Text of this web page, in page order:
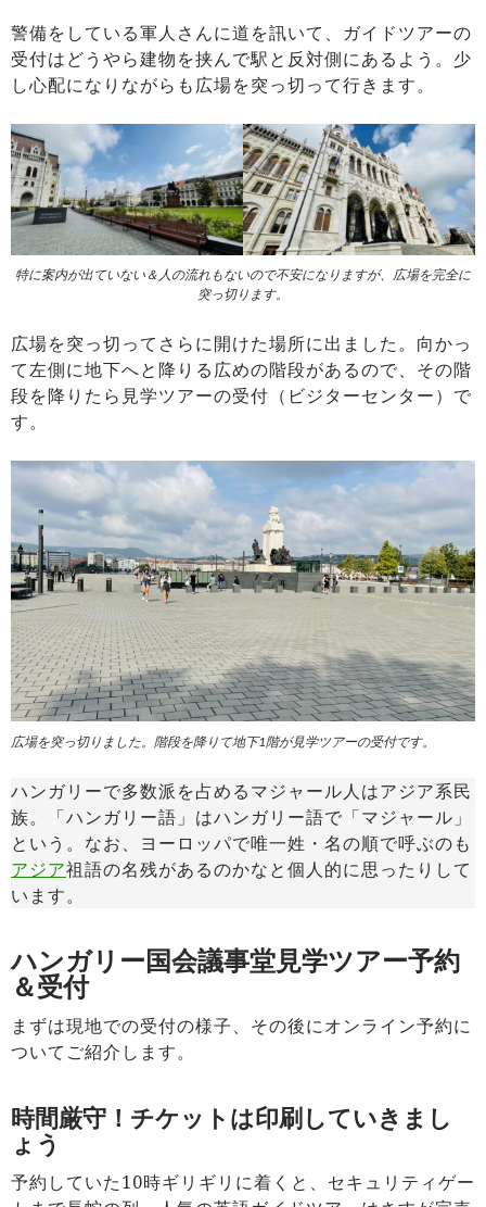
警備をしている軍人さんに道を訊いて、ガイドツアーの
受付はどうやら建物を挟んで駅と反対側にあるよう。少
し心配になりながらも広場を突っ切って行きます。
特に案内が出ていない＆人の流れもないので不安になりますが、広場を完全に
突っ切ります。
広場を突っ切ってさらに開けた場所に出ました。向かっ
て左側に地下へと降りる広めの階段があるので、その階
段を降りたら見学ツアーの受付（ビジターセンター）で
す。
広場を突っ切りました。階段を降りて地下1階が見学ツアーの受付です。
ハンガリーで多数派を占めるマジャール人はアジア系民
族。「ハンガリー語」はハンガリー語で「マジャール」
という。なお、ヨーロッパで唯一姓・名の順で呼ぶのも
アジア祖語の名残があるのかなと個人的に思ったりして
います。
ハンガリー国会議事堂見学ツアー予約
＆受付
まずは現地での受付の様子、その後にオンライン予約に
ついてご紹介します。
時間厳守！チケットは印刷していきまし
ょう
予約していた10時ギリギリに着くと、セキュリティゲー